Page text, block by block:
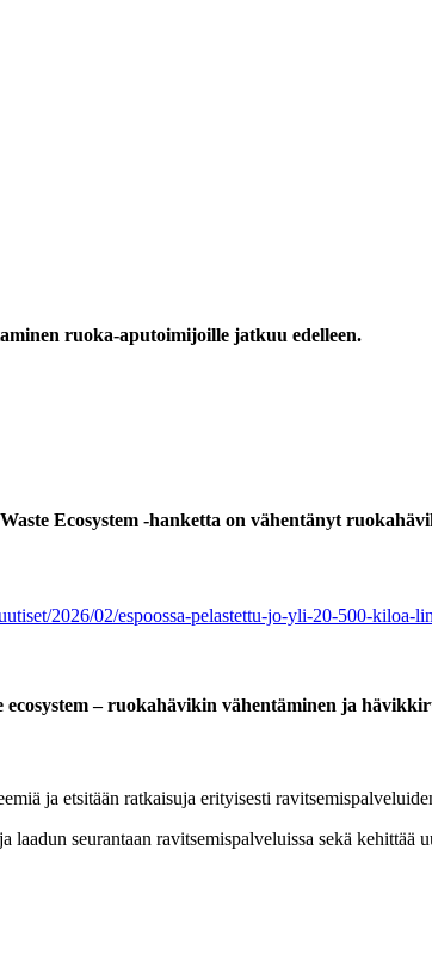
ruoka-aputoimijoille jatkuu edelleen.
Ecosystem -hanketta on vähentänyt
2026/02/espoossa-pelastettu-jo-yli-20-500-kiloa-
– ruokahävikin vähentäminen ja
ja etsitään ratkaisuja erityisesti
seurantaan ravitsemispalveluissa sekä kehittää